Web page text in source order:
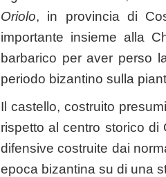
Oriolo, in provincia di
importante insieme alla
barbarico per aver perso
periodo bizantino sulla
Il castello, costruito
rispetto al centro storico di
difensive costruite dai
epoca bizantina su di una